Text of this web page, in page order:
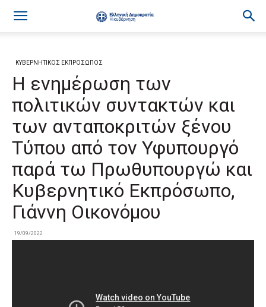
ΚΥΒΕΡΝΗΤΙΚΟΣ ΕΚΠΡΟΣΩΠΟΣ
Η ενημέρωση των
πολιτικών συντακτών και
των ανταποκριτών ξένου
Τύπου από τον Υφυπουργό
παρά τω Πρωθυπουργώ και
Κυβερνητικό Εκπρόσωπο,
Γιάννη Οικονόμου
19/09/2022